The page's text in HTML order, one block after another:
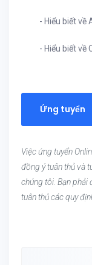
- Hiểu biết về
- Hiểu biết về
Ứng tuyển
Việc ứng tuyển
đồng ý tuân thủ và
chúng tôi. Bạn phải
tuân thủ các quy